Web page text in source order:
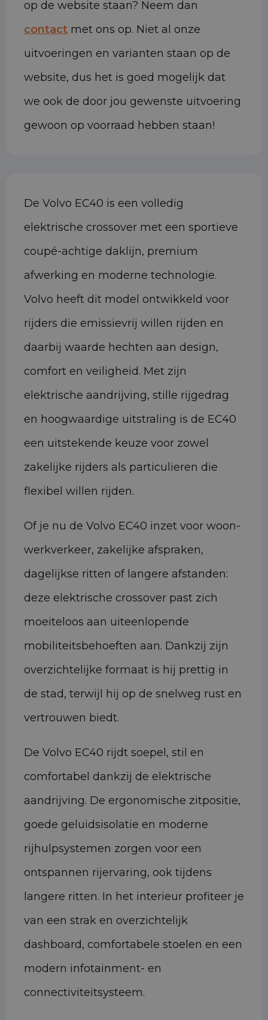
op de website staan? Neem dan
contact met ons op. Niet al onze
uitvoeringen en varianten staan op de
website, dus het is goed mogelijk dat
we ook de door jou gewenste uitvoering
gewoon op voorraad hebben staan!
De Volvo EC40 is een volledig
elektrische crossover met een sportieve
coupé-achtige daklijn, premium
afwerking en moderne technologie.
Volvo heeft dit model ontwikkeld voor
rijders die emissievrij willen rijden en
daarbij waarde hechten aan design,
comfort en veiligheid. Met zijn
elektrische aandrijving, stille rijgedrag
en hoogwaardige uitstraling is de EC40
een uitstekende keuze voor zowel
zakelijke rijders als particulieren die
flexibel willen rijden.
Of je nu de Volvo EC40 inzet voor woon-
werkverkeer, zakelijke afspraken,
dagelijkse ritten of langere afstanden:
deze elektrische crossover past zich
moeiteloos aan uiteenlopende
mobiliteitsbehoeften aan. Dankzij zijn
overzichtelijke formaat is hij prettig in
de stad, terwijl hij op de snelweg rust en
vertrouwen biedt.
De Volvo EC40 rijdt soepel, stil en
comfortabel dankzij de elektrische
aandrijving. De ergonomische zitpositie,
goede geluidsisolatie en moderne
rijhulpsystemen zorgen voor een
ontspannen rijervaring, ook tijdens
langere ritten. In het interieur profiteer je
van een strak en overzichtelijk
dashboard, comfortabele stoelen en een
modern infotainment- en
connectiviteitsysteem.